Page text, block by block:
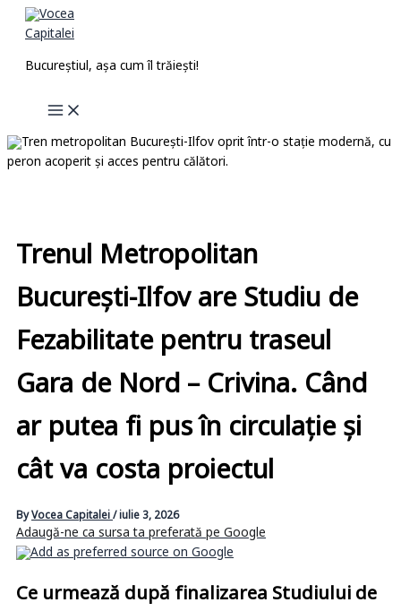
Skip
Bucureștiul, așa cum îl trăiești!
Trenul Metropolitan
București-Ilfov are Studiu de
Fezabilitate pentru traseul
Gara de Nord – Crivina. Când
ar putea fi pus în circulație și
cât va costa proiectul
ByVocea Capitalei/iulie 3, 2026
Adaugă-ne ca sursa ta preferată pe Google
Ce urmează după finalizarea Studiului de